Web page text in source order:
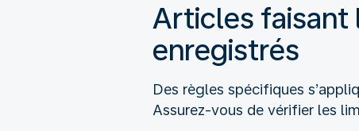
Articles faisant
enregistrés
Des règles spécifiques
Assurez-vous de vérifier les